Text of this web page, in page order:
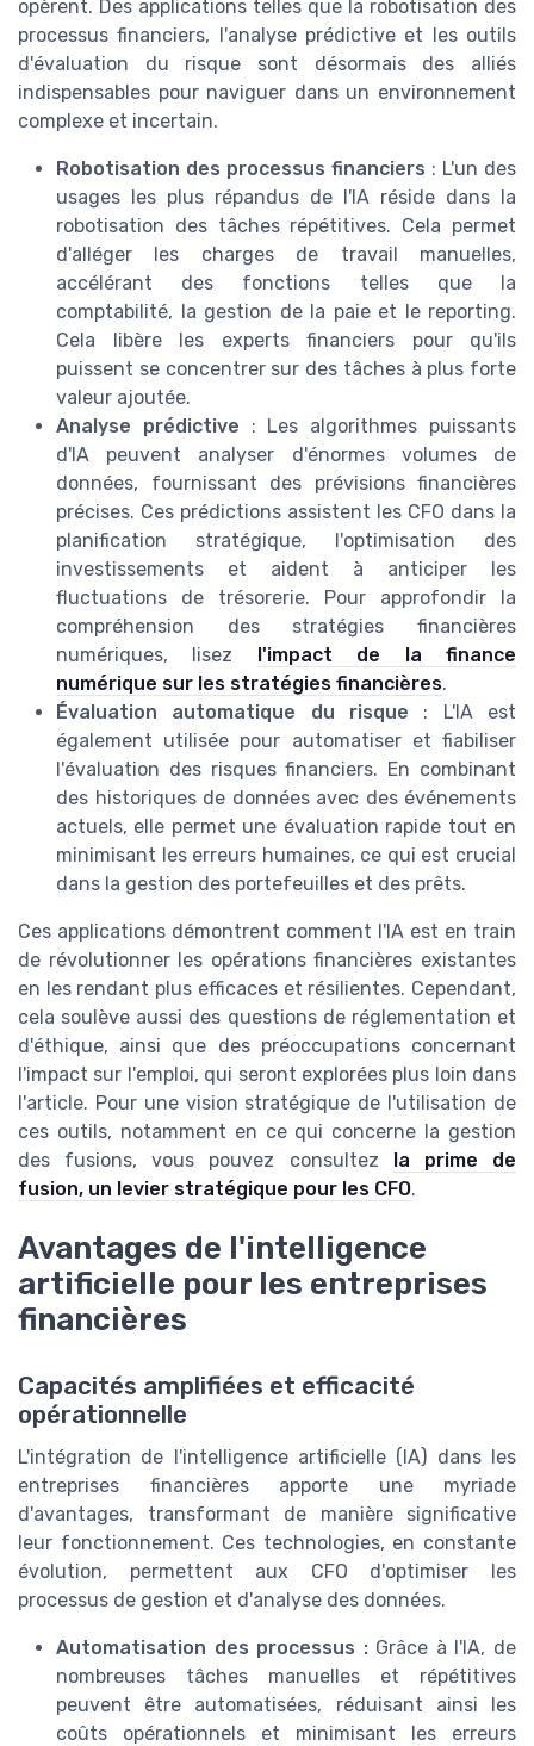
opèrent. Des applications telles que la robotisation des
processus financiers, l'analyse prédictive et les outils
d'évaluation du risque sont désormais des alliés
indispensables pour naviguer dans un environnement
complexe et incertain.
Robotisation des processus financiers : L'un des
usages les plus répandus de l'IA réside dans la
robotisation des tâches répétitives. Cela permet
d'alléger les charges de travail manuelles,
accélérant des fonctions telles que la
comptabilité, la gestion de la paie et le reporting.
Cela libère les experts financiers pour qu'ils
puissent se concentrer sur des tâches à plus forte
valeur ajoutée.
Analyse prédictive : Les algorithmes puissants
d'IA peuvent analyser d'énormes volumes de
données, fournissant des prévisions financières
précises. Ces prédictions assistent les CFO dans la
planification stratégique, l'optimisation des
investissements et aident à anticiper les
fluctuations de trésorerie. Pour approfondir la
compréhension des stratégies financières
numériques, lisez l'impact de la finance
numérique sur les stratégies financières.
Évaluation automatique du risque : L'IA est
également utilisée pour automatiser et fiabiliser
l'évaluation des risques financiers. En combinant
des historiques de données avec des événements
actuels, elle permet une évaluation rapide tout en
minimisant les erreurs humaines, ce qui est crucial
dans la gestion des portefeuilles et des prêts.
Ces applications démontrent comment l'IA est en train
de révolutionner les opérations financières existantes
en les rendant plus efficaces et résilientes. Cependant,
cela soulève aussi des questions de réglementation et
d'éthique, ainsi que des préoccupations concernant
l'impact sur l'emploi, qui seront explorées plus loin dans
l'article. Pour une vision stratégique de l'utilisation de
ces outils, notamment en ce qui concerne la gestion
des fusions, vous pouvez consultez la prime de
fusion, un levier stratégique pour les CFO.
Avantages de l'intelligence
artificielle pour les entreprises
financières
Capacités amplifiées et efficacité
opérationnelle
L'intégration de l'intelligence artificielle (IA) dans les
entreprises financières apporte une myriade
d'avantages, transformant de manière significative
leur fonctionnement. Ces technologies, en constante
évolution, permettent aux CFO d'optimiser les
processus de gestion et d'analyse des données.
Automatisation des processus :Grâce à l'IA, de
nombreuses tâches manuelles et répétitives
peuvent être automatisées, réduisant ainsi les
coûts opérationnels et minimisant les erreurs